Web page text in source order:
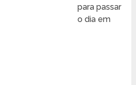
para passar
o dia em